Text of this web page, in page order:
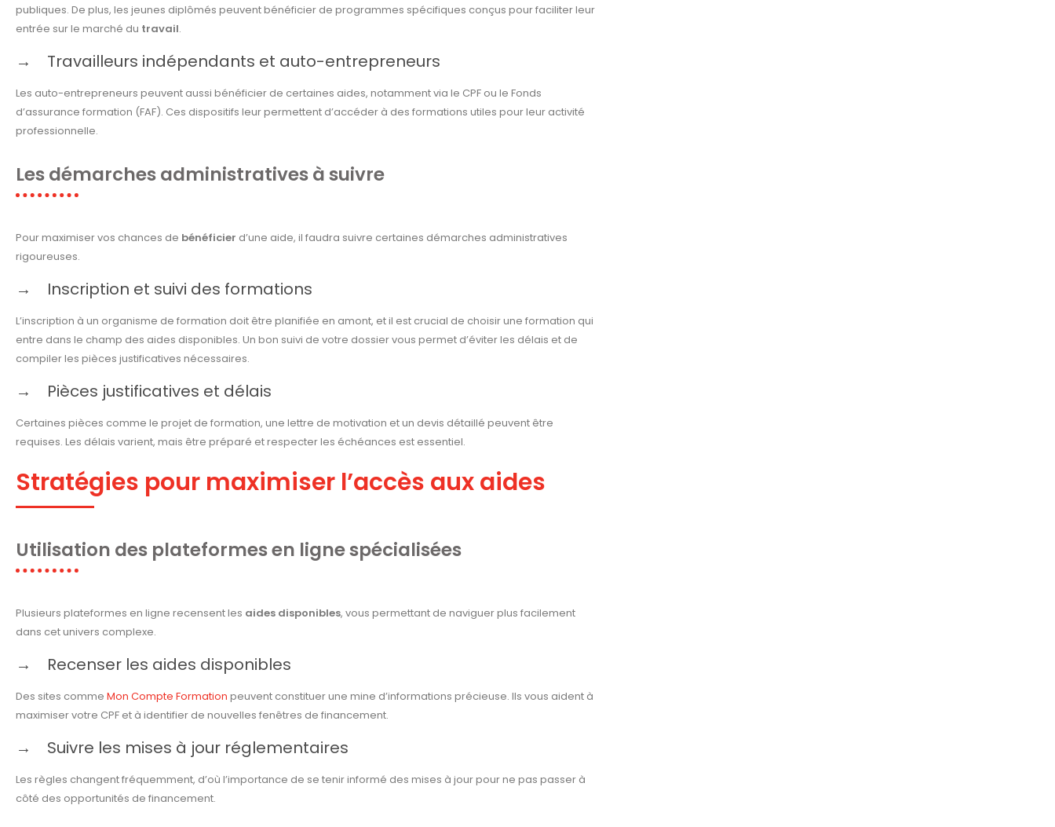
publiques. De plus, les jeunes diplômés peuvent bénéficier de programmes spécifiques conçus pour faciliter leur
entrée sur le marché du travail.
Travailleurs indépendants et auto-entrepreneurs
Les auto-entrepreneurs peuvent aussi bénéficier de certaines aides, notamment via le CPF ou le Fonds
d’assurance formation (FAF). Ces dispositifs leur permettent d’accéder à des formations utiles pour leur activité
professionnelle.
Les démarches administratives à suivre
Pour maximiser vos chances de bénéficier d’une aide, il faudra suivre certaines démarches administratives
rigoureuses.
Inscription et suivi des formations
L’inscription à un organisme de formation doit être planifiée en amont, et il est crucial de choisir une formation qui
entre dans le champ des aides disponibles. Un bon suivi de votre dossier vous permet d’éviter les délais et de
compiler les pièces justificatives nécessaires.
Pièces justificatives et délais
Certaines pièces comme le projet de formation, une lettre de motivation et un devis détaillé peuvent être
requises. Les délais varient, mais être préparé et respecter les échéances est essentiel.
Stratégies pour maximiser l’accès aux aides
Utilisation des plateformes en ligne spécialisées
Plusieurs plateformes en ligne recensent les aides disponibles, vous permettant de naviguer plus facilement
dans cet univers complexe.
Recenser les aides disponibles
Des sites comme Mon Compte Formation peuvent constituer une mine d’informations précieuse. Ils vous aident à
maximiser votre CPF et à identifier de nouvelles fenêtres de financement.
Suivre les mises à jour réglementaires
Les règles changent fréquemment, d’où l’importance de se tenir informé des mises à jour pour ne pas passer à
côté des opportunités de financement.